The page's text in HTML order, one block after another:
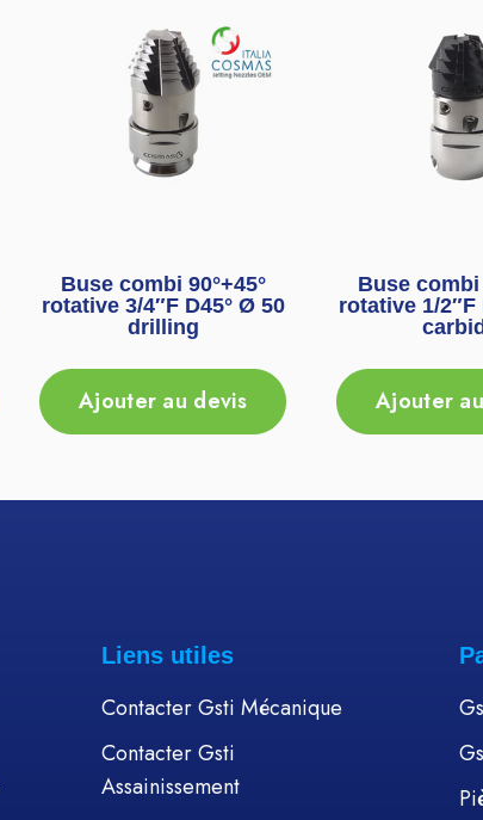
Buse combi 90°+45°
rotative 3/4″F D45° Ø 50
drilling
Ajouter au devis
Buse combi
rotative 1/2″F
Ajouter
Liens utiles
Contacter Gsti Mécanique
Contacter Gsti
Assainissement